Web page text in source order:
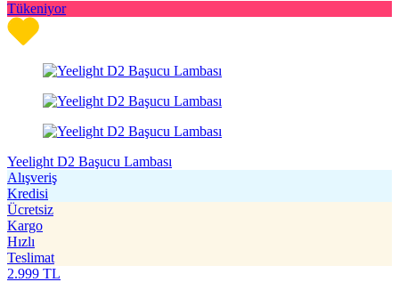
Tükeniyor
Yeelight D2 Başucu Lambası
Alışveriş
Kredisi
Ücretsiz
Kargo
Hızlı
Teslimat
2.999 TL